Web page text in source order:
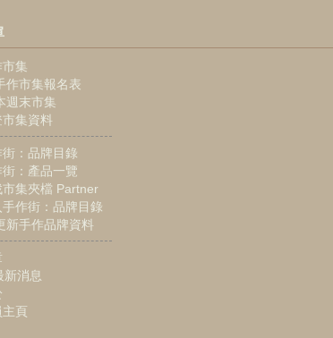
集
作市集報名表
週末市集
市集資料
：品牌目錄
：產品一覽
市集夾檔 Partner
手作街：品牌目錄
新手作品牌資料
消息
頁